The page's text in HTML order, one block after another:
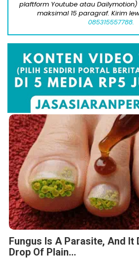
plaftform Youtube atau
maksimal 15 paragraf. Kirim
085315557788.
Fungus Is A Parasite, And It
Drop Of Plain...